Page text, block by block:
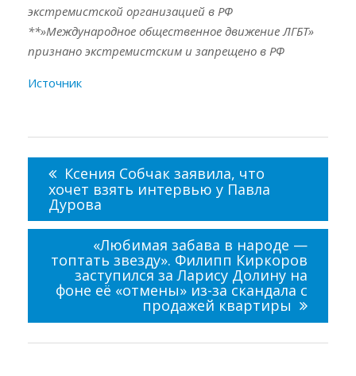
экстремистской организацией в РФ
**»Международное общественное движение ЛГБТ»
признано экстремистским и запрещено в РФ
Источник
записям
Ксения Собчак заявила, что
хочет взять интервью у Павла
Дурова
«Любимая забава в народе —
топтать звезду». Филипп Киркоров
заступился за Ларису Долину на
фоне её «отмены» из-за скандала с
продажей квартиры